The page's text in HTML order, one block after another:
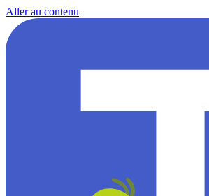
Aller au contenu